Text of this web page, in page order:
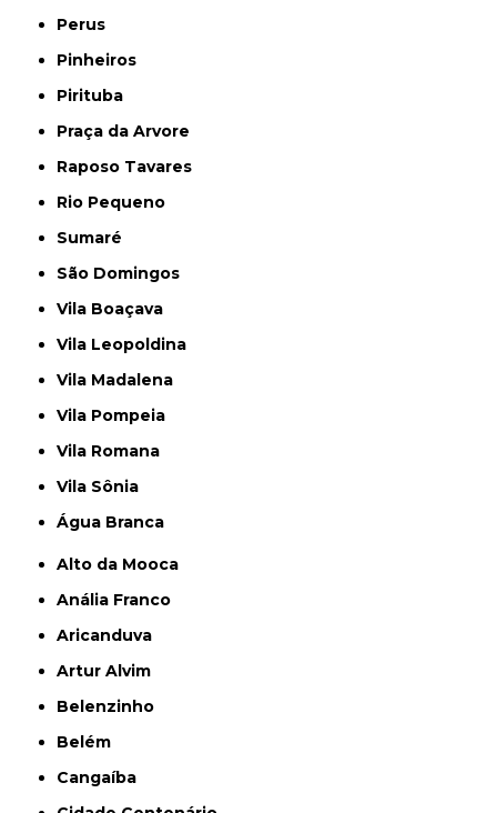
Perus
Pinheiros
Pirituba
Praça da Arvore
Raposo Tavares
Rio Pequeno
Sumaré
São Domingos
Vila Boaçava
Vila Leopoldina
Vila Madalena
Vila Pompeia
Vila Romana
Vila Sônia
Água Branca
Alto da Mooca
Anália Franco
Aricanduva
Artur Alvim
Belenzinho
Belém
Cangaíba